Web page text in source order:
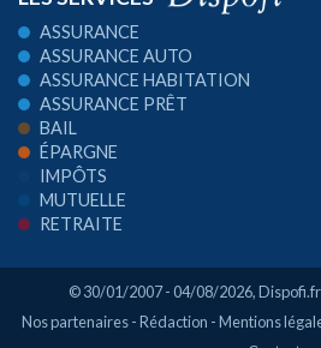
ASSURANCE
ASSURANCE AUTO
ASSURANCE HABITATION
ASSURANCE PRÊT
BAIL
ÉPARGNE
IMPÔTS
MUTUELLE
RETRAITE
© 30/01/2007 - 04/08/2026,Dispofi.fr
Nos partenaires-Rédaction -Mentions